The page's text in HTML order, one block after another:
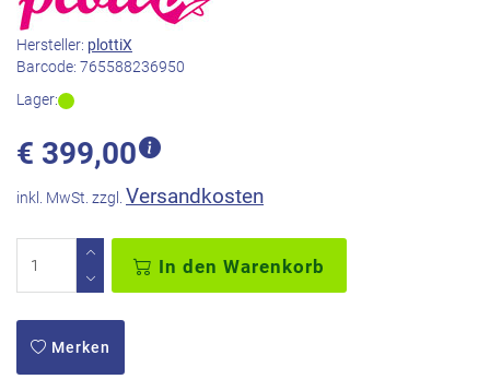
Hersteller: plottiX
Barcode: 765588236950
Lager:
€ 399,00
inkl. MwSt. zzgl. Versandkosten
In den Warenkorb
Merken